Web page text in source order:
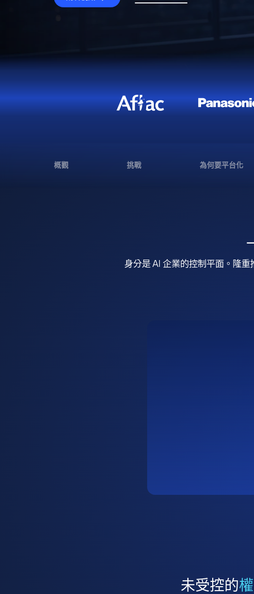
概觀 挑戰 為何要平台化
身分是 AI 企業的控制平面。隆重
未受控的